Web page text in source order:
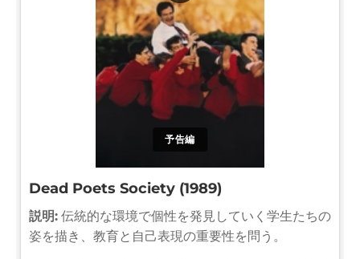
予告編
Dead Poets Society (1989)
説明: 伝統的な環境で個性を発見していく学生たちの
姿を描き、教育と自己表現の重要性を問う。